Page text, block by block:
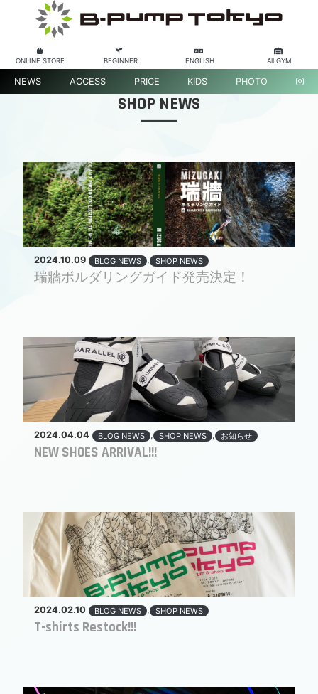
ONLINE STORE BEGINNER ENGLISH All GYM
NEWS ACCESS PRICE KIDS PHOTO
SHOP NEWS
2024.10.09 BLOG NEWS , SHOP NEWS
瑞牆ボルダリングガイド発売決定！
2024.04.04 BLOG NEWS , SHOP NEWS , お知らせ
NEW SHOES ARRIVAL!!!
2024.02.10 BLOG NEWS , SHOP NEWS
T-shirts Restock!!!